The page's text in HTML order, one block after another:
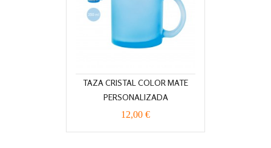
TAZA CRISTAL COLOR MATE
PERSONALIZADA
12,00 €